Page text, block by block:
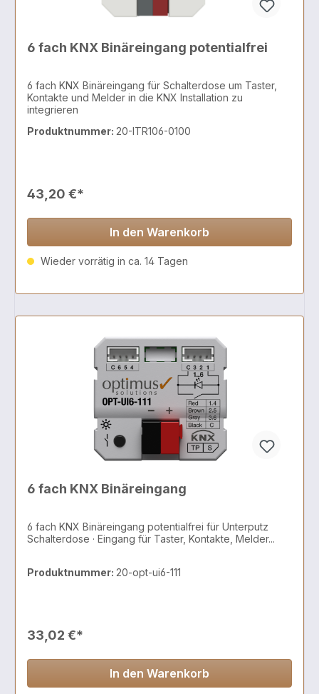
6 fach KNX Binäreingang potentialfrei
6 fach KNX Binäreingang für Schalterdose um Taster,
Kontakte und Melder in die KNX Installation zu
integrieren
Produktnummer: 20-ITR106-0100
43,20 €*
In den Warenkorb
Wieder vorrätig in ca. 14 Tagen
6 fach KNX Binäreingang
6 fach KNX Binäreingang potentialfrei für Unterputz
Schalterdose · Eingang für Taster, Kontakte, Melder...
Produktnummer: 20-opt-ui6-111
33,02 €*
In den Warenkorb